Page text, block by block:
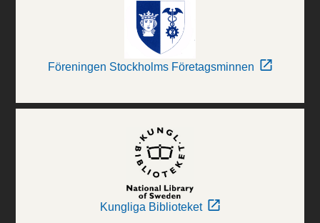
Föreningen Stockholms Företagsminnen
Kungliga Biblioteket